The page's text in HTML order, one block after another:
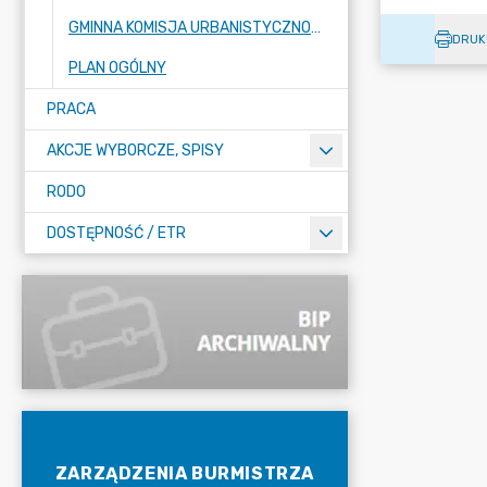
GMINNA KOMISJA URBANISTYCZNO-ARCHITEKTONICZNA
PLAN OGÓLNY
PRACA
AKCJE WYBORCZE, SPISY
RODO
DOSTĘPNOŚĆ / ETR
ZARZĄDZENIA BURMISTRZA